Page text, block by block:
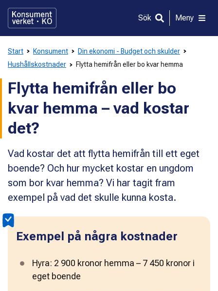
direkt
innehållet
Sök Meny
Start Konsument
Din ekonomi - Budget och skulder
Hushållskostnader
Flytta hemifrån eller bo kvar hemma
Flytta hemifrån eller bo
kvar hemma – vad kostar
det?
Vad kostar det att flytta hemifrån till ett eget
boende? Och hur mycket kostar en ungdom
som bor kvar hemma? Vi har tagit fram
exempel på vad det skulle kunna kosta.
Exempel på några kostnader
Hyra: 2 900 kronor hemma – 7 450 kronor i
eget boende